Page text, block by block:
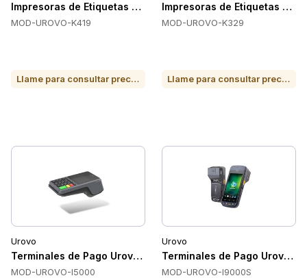
Impresoras de Etiquetas Urovo UROVO-K419
MOD-UROVO-K419
Llame para consultar precio o para comprar
Impresoras de Etiquetas
MOD-UROVO-K329
Llame para consultar precio o para comprar
Urovo
Terminales de Pago Urovo UROVO-I5000
MOD-UROVO-I5000
Urovo
Terminales de Pago Urovo
MOD-UROVO-I9000S